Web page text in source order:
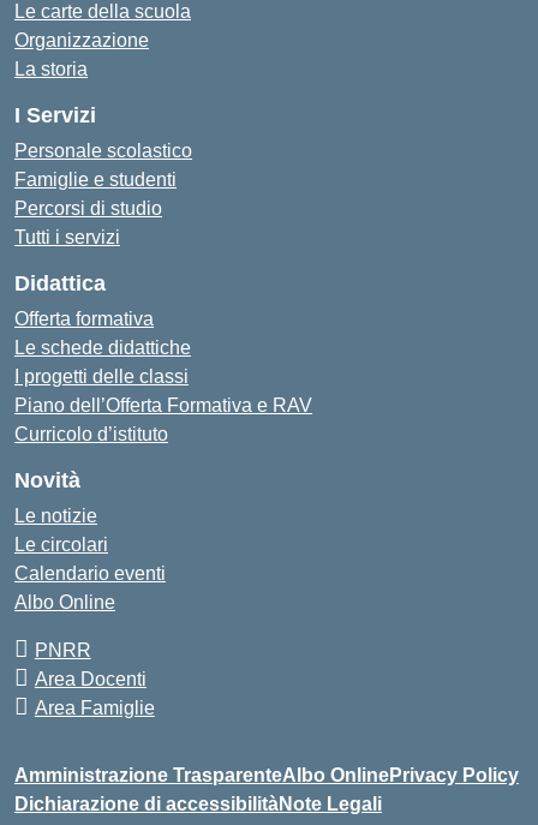
Le carte della scuola
Organizzazione
La storia
I Servizi
Personale scolastico
Famiglie e studenti
Percorsi di studio
Tutti i servizi
Didattica
Offerta formativa
Le schede didattiche
I progetti delle classi
Piano dell’Offerta Formativa e RAV
Curricolo d’istituto
Novità
Le notizie
Le circolari
Calendario eventi
Albo Online
PNRR
Area Docenti
Area Famiglie
Amministrazione TrasparenteAlbo OnlinePrivacy Policy
Dichiarazione di accessibilitàNote Legali